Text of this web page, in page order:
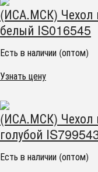
(ИСА.МСК) Чехол
белый IS016545
Есть в наличии (оптом)
Узнать цену
(ИСА.МСК) Чехол
голубой
Есть в наличии (оптом)